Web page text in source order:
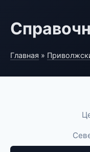
Главная »